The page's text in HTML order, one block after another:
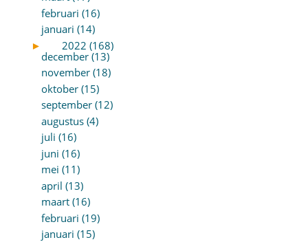
februari (16)
januari (14)
►
2022 (168)
december (13)
november (18)
oktober (15)
september (12)
augustus (4)
juli (16)
juni (16)
mei (11)
april (13)
maart (16)
februari (19)
januari (15)